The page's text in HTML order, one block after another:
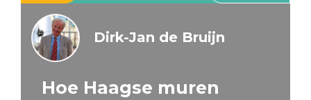
Dirk-Jan de Bruijn
Hoe Haagse muren